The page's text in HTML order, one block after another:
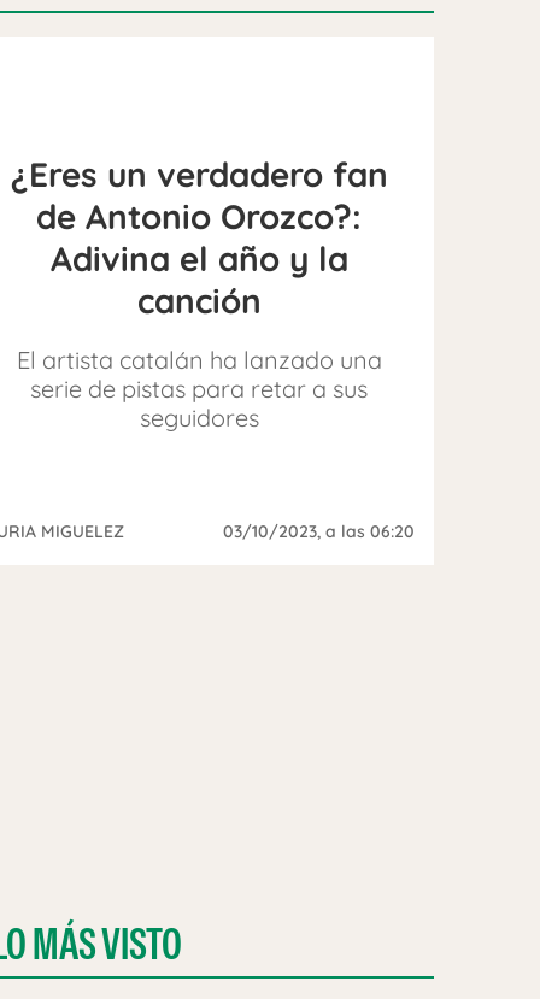
¿Eres un verdadero fan
de Antonio Orozco?:
Adivina el año y la
canción
El artista catalán ha lanzado una
serie de pistas para retar a sus
seguidores
MIGUELEZ 03/10/2023, a las 06:20
MÁS VISTO